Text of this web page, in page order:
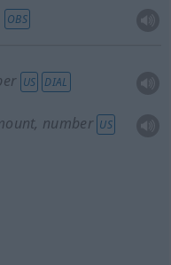
OBS
US DIAL
number US